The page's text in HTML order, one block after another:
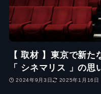
【 取材 】東京で新
「 シネマリス 」の思
2024年9月3日 2025年1月16日